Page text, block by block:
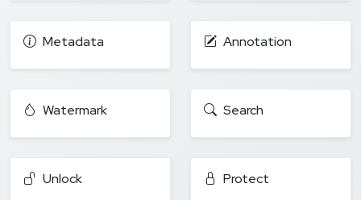
Metadata Annotation
Watermark Search
Unlock Protect